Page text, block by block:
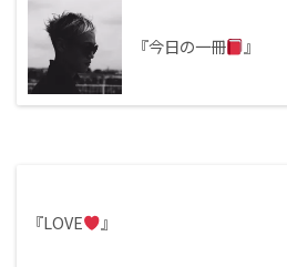
『今日の一冊 』
『LOVE 』